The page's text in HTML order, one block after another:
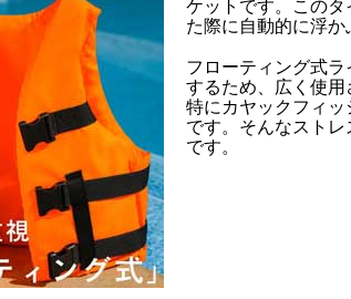
ケットです。このタ
た際に自動的に浮か
フローティング式ラ
するため、広く使用
特にカヤックフィッ
です。そんなストレ
です。